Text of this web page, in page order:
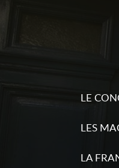
75002
LE
LES
LA